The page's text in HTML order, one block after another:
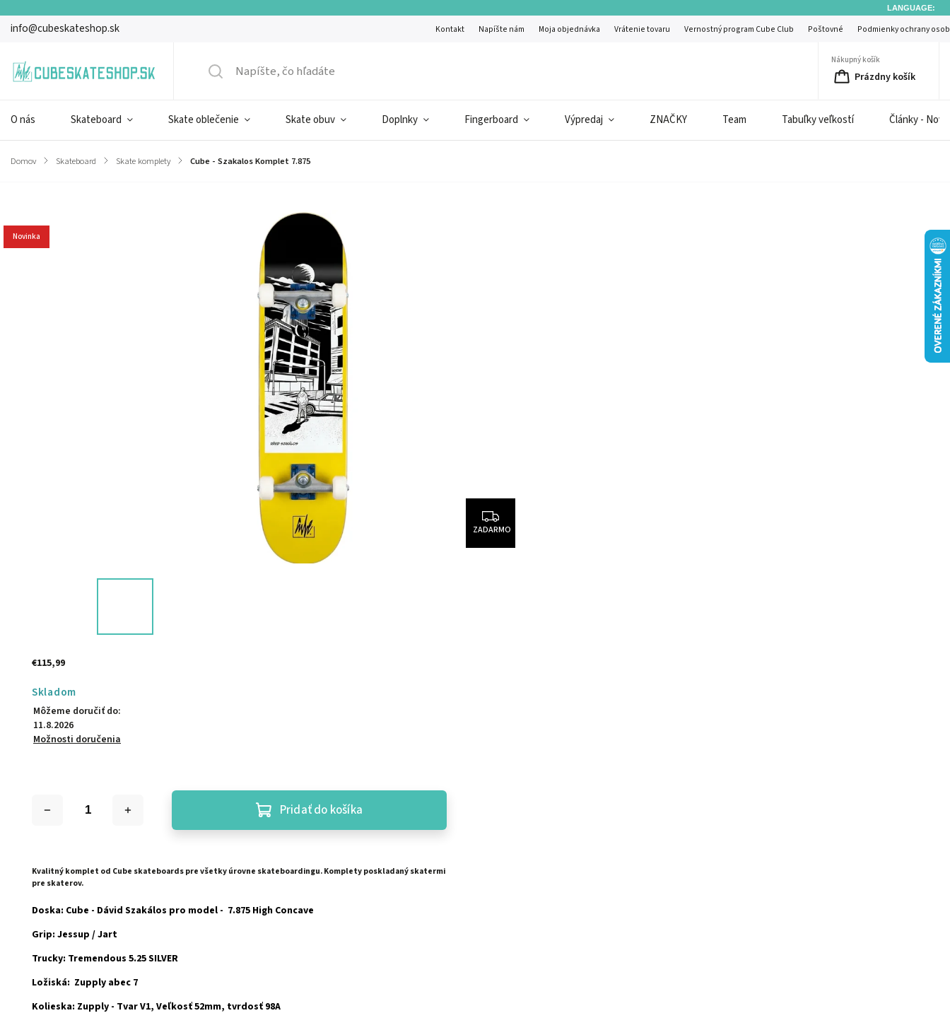
LANGUAGE:
info@cubeskateshop.sk Kontakt Napíšte nám Moja objednávka Vrátenie tovaru Vernostný program Cube Club Poštovné Podmienky ochrany
Nákupný košík
Prázdny košík
O nás Skateboard Skate oblečenie Skate obuv Doplnky Fingerboard Výpredaj ZNAČKY Team Tabuľky veľkostí Články -
Domov / Skateboard / Skate komplety / Cube - Szakalos Komplet 7.875
Novinka
ZADARMO
€115,99
Skladom
Môžeme doručiť do:
11.8.2026
Možnosti doručenia
Pridať do košíka
Kvalitný komplet od Cube skateboards pre všetky úrovne skateboardingu. Komplety poskladaný skatermi
pre skaterov.
Doska: Cube - Dávid Szakálos pro model - 7.875 High Concave
Grip: Jessup / Jart
Trucky: Tremendous 5.25 SILVER
Ložiská: Zupply abec 7
Kolieska: Zupply - Tvar V1, Veľkosť 52mm, tvrdosť 98A